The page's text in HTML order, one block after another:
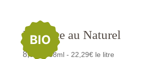
BIO
Pleurote au Naturel
8,65 /388ml - 22,29€ le litre